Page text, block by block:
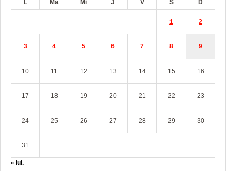
L Ma Mi J V S D
1 2
3 4 5 6 7 8 9
10 11 12 13 14 15 16
17 18 19 20 21 22 23
24 25 26 27 28 29 30
31
« iul.